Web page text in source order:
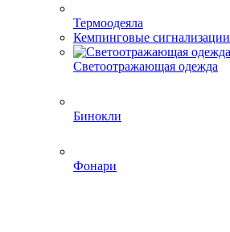
Термоодеяла
Кемпинговые сигнализации
Светоотражающая одежда
Бинокли
Фонари